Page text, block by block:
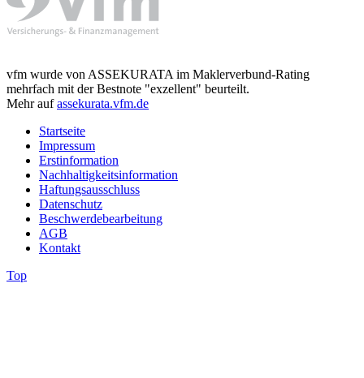
vfm wurde von ASSEKURATA im Maklerverbund-Rating
mehrfach mit der Bestnote "exzellent" beurteilt.
Mehr aufassekurata.vfm.de
Startseite
Impressum
Erstinformation
Nachhaltigkeitsinformation
Haftungsausschluss
Datenschutz
Beschwerdebearbeitung
AGB
Kontakt
Top